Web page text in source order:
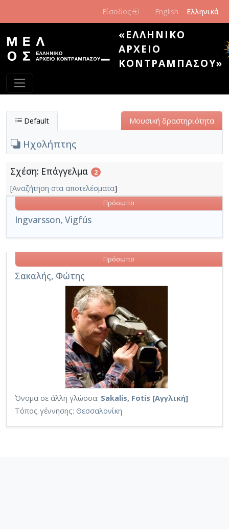
Είσοδος English Ελληνικά
«ΕΛΛΗΝΙΚΌ
ΑΡΧΕΊΟ
ΚΟΝΤΡΑΜΠΆΣΟΥ»
Default Μουσική δραστηριότητα
Ηχολήπτης
Σχέση: Επάγγελμα 2
[Αναζήτηση στα αποτελέσματα]
Ingvarsson, Vigfús
Πρόσωπο
Σακαλής, Φώτης
Πρόσωπο
Όνομα σε άλλη γλώσσα: Sakalis, Fotis [Αγγλική]
Τόπος γέννησης: Θεσσαλονίκη